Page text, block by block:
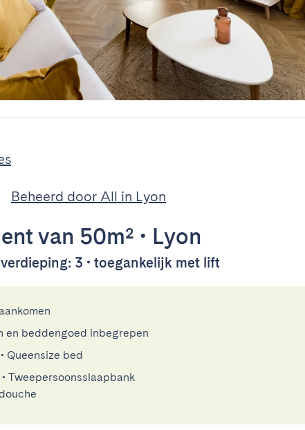
Beheerd door All in Lyon
van 50m² • Lyon
3 • toegankelijk met lift
en beddengoed inbegrepen
• Queensize bed
• Tweepersoonsslaapbank